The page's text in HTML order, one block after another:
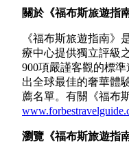
關於《福布斯旅遊指南
《福布斯旅遊指南》
療中心提供獨立評級
900項嚴謹客觀的標
出全球最佳的奢華體
薦名單。有關《福布
瀏覽《福布斯旅遊指南